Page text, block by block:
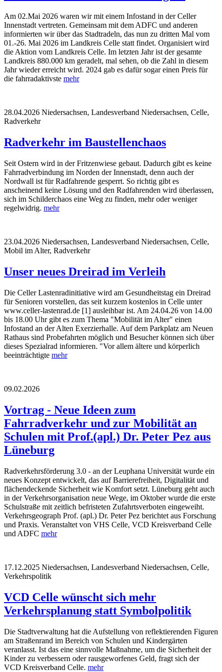
Am 02.Mai 2026 waren wir mit einem Infostand in der Celler
Innenstadt vertreten. Gemeinsam mit dem ADFC und anderen
informierten wir über das Stadtradeln, das nun zu dritten Mal vom
01.-26. Mai 2026 im Landkreis Celle statt findet. Organisiert wird
die Aktion vom Landkreis Celle. Im letzten Jahr ist der gesamte
Landkreis 880.000 km geradelt, mal sehen, ob die Zahl in diesem
Jahr wieder erreicht wird. 2024 gab es dafür sogar einen Preis für
die fahrradaktivste mehr
28.04.2026 Niedersachsen, Landesverband Niedersachsen, Celle,
Radverkehr
Radverkehr im Baustellenchaos
Seit Ostern wird in der Fritzenwiese gebaut. Dadurch gibt es keine
Fahrradverbindung im Norden der Innenstadt, denn auch der
Nordwall ist für Radfahrende gesperrt. So richtig gibt es
anscheinend keine Lösung und den Radfahrenden wird überlassen,
sich im Schilderchaos eine Weg zu finden, mehr oder weniger
regelwidrig. mehr
23.04.2026 Niedersachsen, Landesverband Niedersachsen, Celle,
Mobil im Alter, Radverkehr
Unser neues Dreirad im Verleih
Die Celler Lastenradinitiative wird am Gesundheitstag ein Dreirad
für Senioren vorstellen, das seit kurzem kostenlos in Celle unter
www.celler-lastenrad.de [1] ausleihbar ist. Am 24.04.26 von 14.00
bis 18.00 Uhr gibt es zum Thema "Mobilität im Alter" einen
Infostand an der Alten Exerzierhalle. Auf dem Parkplatz am Neuen
Rathaus sind Probefahrten möglich und Besucher können sich über
dieses Spezialrad informieren. "Vor allem ältere und körperlich
beeinträchtigte mehr
09.02.2026
Vortrag - Neue Ideen zum
Fahrradverkehr und zur Mobilität an
Schulen mit Prof.(apl.) Dr. Peter Pez aus
Lüneburg
Radverkehrsförderung 3.0 - an der Leuphana Universität wurde ein
neues Konzept entwickelt, das auf Barrierefreiheit, Digitalität und
flächendeckende Sicherheit wie Komfort setzt. Lüneburg geht auch
in der Verkehrsorganisation neue Wege, im Oktober wurde die erste
Schulstraße mit zeitlich befristeten Zufahrtsverboten eingeweiht.
Verkehrsgeograph Prof. (apl.) Dr. Peter Pez berichtet aus Forschung
und Praxis. Veranstaltet von VHS Celle, VCD Kreisverband Celle
und ADFC mehr
17.12.2025 Niedersachsen, Landesverband Niedersachsen, Celle,
Verkehrspolitik
VCD Celle wünscht sich mehr
Verkehrsplanung statt Symbolpolitik
Die Stadtverwaltung hat die Aufstellung von reflektierenden Figuren
am Straßenrand im Bereich von Schulen und Kindergärten
veranlasst. Ist das eine sinnvolle Maßnahme, um die Sicherheit der
Kinder zu verbessern oder rausgeworfenes Geld, fragt sich der
VCD Kreisverband Celle. mehr